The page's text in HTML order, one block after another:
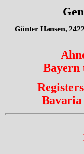
Günter Hansen,
Bayern
Bavaria